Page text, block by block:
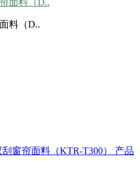
料（D..
刮窗帘面料（KTR-T300） 产品